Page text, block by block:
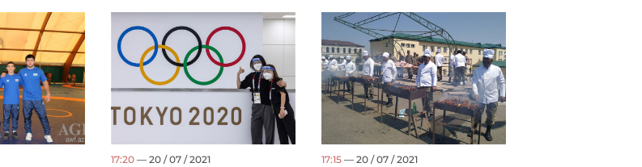
17:20 — 20 / 07 / 2021 17:15 — 20 / 07 / 2021